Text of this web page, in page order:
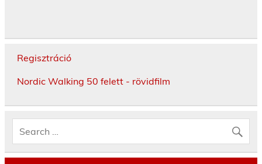
Regisztráció
Nordic Walking 50 felett - rövidfilm